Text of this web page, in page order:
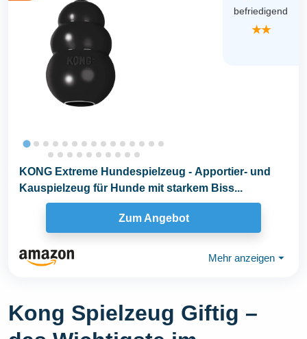
befriedigend
★★
KONG Extreme Hundespielzeug - Apportier- und
Kauspielzeug für Hunde mit starkem Biss...
Zum Angebot
Mehr anzeigen ⏷
Kong Spielzeug Giftig –